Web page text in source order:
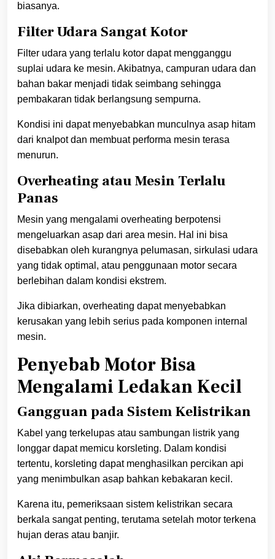
biasanya.
Filter Udara Sangat Kotor
Filter udara yang terlalu kotor dapat mengganggu
suplai udara ke mesin. Akibatnya, campuran udara dan
bahan bakar menjadi tidak seimbang sehingga
pembakaran tidak berlangsung sempurna.
Kondisi ini dapat menyebabkan munculnya asap hitam
dari knalpot dan membuat performa mesin terasa
menurun.
Overheating atau Mesin Terlalu
Panas
Mesin yang mengalami overheating berpotensi
mengeluarkan asap dari area mesin. Hal ini bisa
disebabkan oleh kurangnya pelumasan, sirkulasi udara
yang tidak optimal, atau penggunaan motor secara
berlebihan dalam kondisi ekstrem.
Jika dibiarkan, overheating dapat menyebabkan
kerusakan yang lebih serius pada komponen internal
mesin.
Penyebab Motor Bisa
Mengalami Ledakan Kecil
Gangguan pada Sistem Kelistrikan
Kabel yang terkelupas atau sambungan listrik yang
longgar dapat memicu korsleting. Dalam kondisi
tertentu, korsleting dapat menghasilkan percikan api
yang menimbulkan asap bahkan kebakaran kecil.
Karena itu, pemeriksaan sistem kelistrikan secara
berkala sangat penting, terutama setelah motor terkena
hujan deras atau banjir.